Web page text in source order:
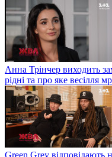
Анна Трінчер виходить
рідні та про яке весілля
Green Grey відповідають